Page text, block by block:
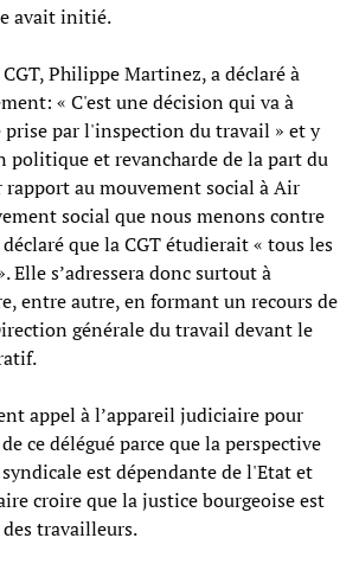
avait initié.
Philippe Martinez, a déclaré à
« C'est une décision qui va à
par l'inspection du travail » et y
politique et revancharde de la part du
au mouvement social à Air
social que nous menons contre
que la CGT étudierait « tous les
Elle s’adressera donc surtout à
entre autre, en formant un recours de
générale du travail devant le
appel à l’appareil judiciaire pour
ce délégué parce que la perspective
est dépendante de l'Etat et
croire que la justice bourgeoise est
travailleurs.